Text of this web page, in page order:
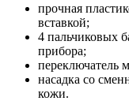
прочная
вставкой;
4 пальчиковых
прибора;
переключатель
насадка со
кожи.